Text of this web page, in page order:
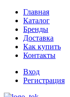
Главная
Каталог
Бренды
Доставка
Как купить
Контакты
Вход
Регистрация